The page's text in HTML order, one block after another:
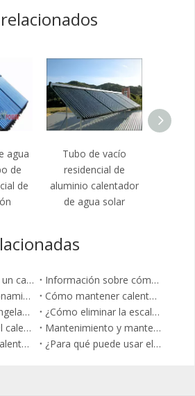
agua
de
de
Tubo de vacío
residencial de
aluminio calentador
de agua solar
Cómo seleccionar un calentador de agua solar residencial
Información sobre cómo funcionan los colectores solares Heat Pipe
Principio de funcionamiento gráfico del sistema de calefacción solar Sunpower
Cómo mantener calentadores de agua solares comerciales？
5 métodos anticongelantes hacen que los calentadores de agua Sunpower sean seguros para el invierno
¿Cómo eliminar la escala de los calentadores de agua solares residenciales?
Cómo mantener el calentador de agua solar Sunpower en la pared del balcón
Mantenimiento y mantenimiento de los sistemas de colectores solares Sunpower.
Cómo reparar el calentador de agua solar con tubo de vacío？
¿Para qué puede usar el calentador solar de agua residencial?